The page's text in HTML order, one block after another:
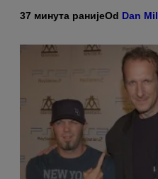
37 минута ранијеOd Dan